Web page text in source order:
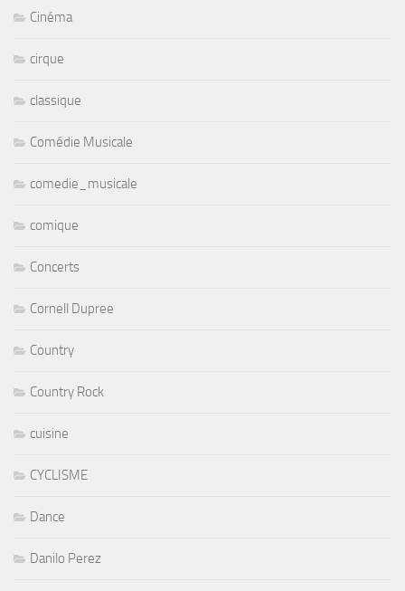
Cinéma
cirque
classique
Comédie Musicale
comedie_musicale
comique
Concerts
Cornell Dupree
Country
Country Rock
cuisine
CYCLISME
Dance
Danilo Perez